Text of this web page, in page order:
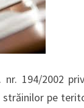
nr. 194/2002
străinilor pe